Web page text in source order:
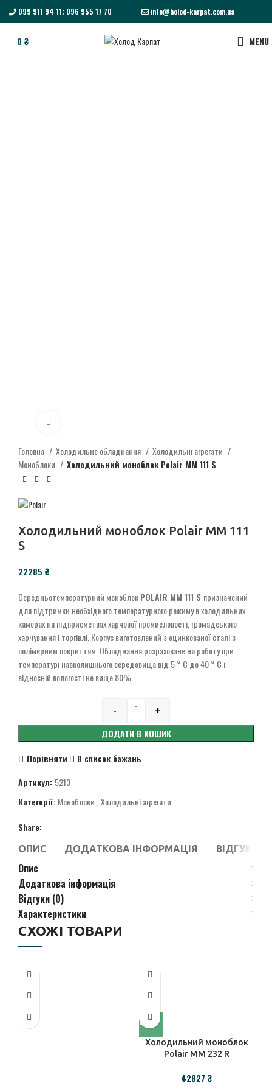
099 911 94 11; 096 955 17 70 info@holod-karpat.com.ua
0 ₴ MENU
Головна Холодильне обладнання
Холодильні агрегати
Моноблоки
Холодильний моноблок Polair MM 111 S
Холодильний моноблок Polair MM 111
S
₴
Середньотемпературний моноблокPOLAIR MM 111 S призначений
для підтримки необхідного температурного режиму в холодильних
камерах на підприємствах харчової промисловості, громадського
харчування і торгівлі. Корпус виготовлений з оцинкованої сталі з
полімерним покриттям. Обладнання розраховане на роботу при
температурі навколишнього середовища від 5 ° С до 40 ° С і
відносній вологості не вище 80%.
Quantity
- +
ДОДАТИ В КОШИК
Порівняти
В список бажань
Артикул: 5213
Категорії: Моноблоки Холодильні агрегати
Share:
ОПИС ДОДАТКОВА ІНФОРМАЦІЯ ВІДГУКИ
Опис
Додаткова інформація
Відгуки (0)
Характеристики
СХОЖІ ТОВАРИ
Холодильний моноблок
Polair MM 232 R
₴